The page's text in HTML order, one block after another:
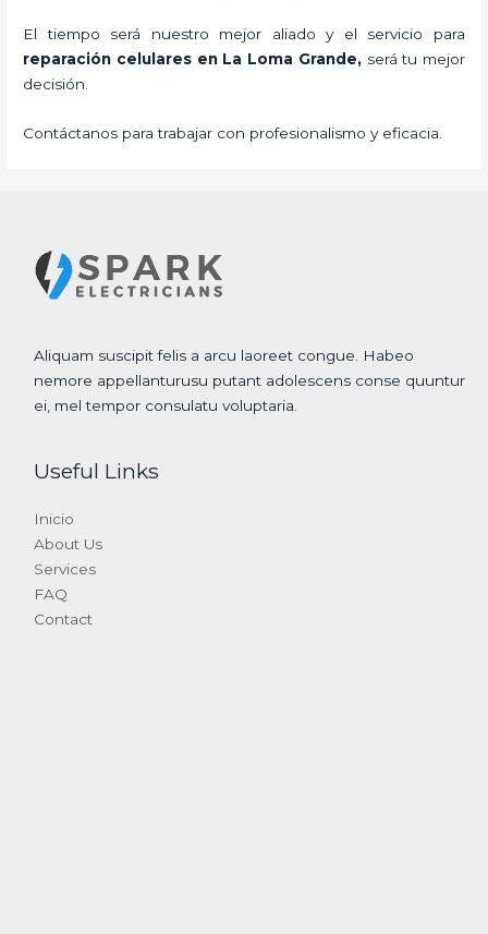
El tiempo será nuestro mejor aliado y el servicio para
reparación celulares en La Loma Grande, será tu mejor
decisión.
Contáctanos para trabajar con profesionalismo y eficacia.
Aliquam suscipit felis a arcu laoreet congue. Habeo
nemore appellanturusu putant adolescens conse quuntur
ei, mel tempor consulatu voluptaria.
Useful Links
Inicio
About Us
Services
FAQ
Contact